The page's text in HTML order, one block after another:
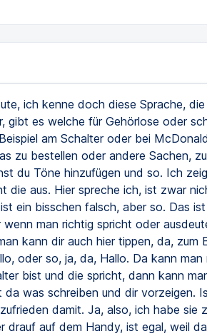
ich kenne doch diese Sprache,
gibt es welche für Gehörlose oder
am Schalter oder bei
zu bestellen oder andere Sachen,
du Töne hinzufügen und so. Ich
die aus. Hier spreche ich, ist zwar
ein bisschen falsch, aber so. Das
man richtig spricht oder
kann dir auch hier tippen, da, zum
oder so, ja, da, Hallo. Da kann
bist und die spricht, dann kann
da was schreiben und dir vorzeigen.
damit. Ja, also, ich habe sie
drauf auf dem Handy, ist egal, weil